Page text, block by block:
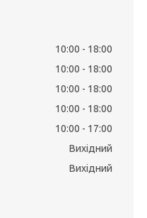
10:00
18:00
10:00
18:00
10:00
18:00
10:00
18:00
10:00
17:00
Вихідний
Вихідний